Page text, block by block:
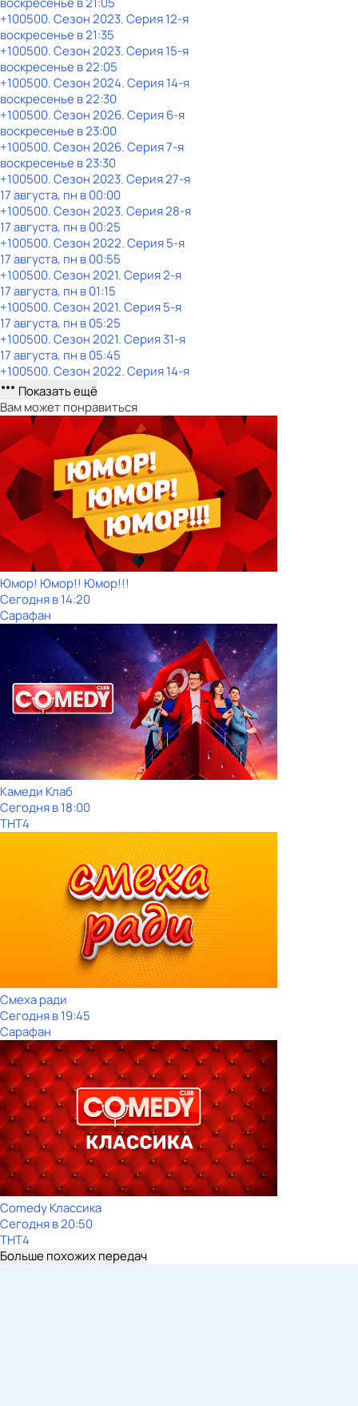
+100500. Сезон 2023. Серия 12-я
воскресенье в21:35
+100500. Сезон 2023. Серия 15-я
воскресенье в22:05
+100500. Сезон 2024. Серия 14-я
воскресенье в22:30
+100500. Сезон 2026. Серия 6-я
воскресенье в23:00
+100500. Сезон 2026. Серия 7-я
воскресенье в23:30
+100500. Сезон 2023. Серия 27-я
17 августа, пн в 00:00
+100500. Сезон 2023. Серия 28-я
17 августа, пн в 00:25
+100500. Сезон 2022. Серия 5-я
17 августа, пн в 00:55
+100500. Сезон 2021. Серия 2-я
17 августа, пн в 01:15
+100500. Сезон 2021. Серия 5-я
17 августа, пн в 05:25
+100500. Сезон 2021. Серия 31-я
17 августа, пн в 05:45
+100500. Сезон 2022. Серия 14-я
Показать ещё
Вам может понравиться
Юмор! Юмор!! Юмор!!!
Сегодня в 14:20
Сарафан
Камеди Клаб
Сегодня в 18:00
ТНТ4
Смеха ради
Сегодня в 19:45
Сарафан
Comedy Классика
Сегодня в 20:50
ТНТ4
Больше похожих передач